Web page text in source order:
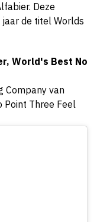
Deze
de titel Worlds
World's Best No
Company van
Point Three Feel